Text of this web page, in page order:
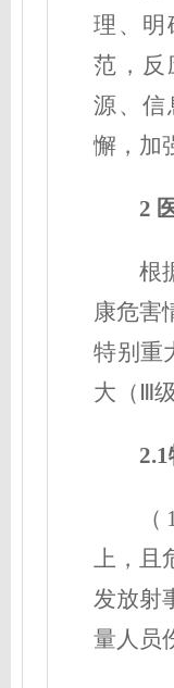
理、明
范，反
源、信
懈，加
2
根
康危害
特别重
大（Ⅲ
上，且
发放射
量人员